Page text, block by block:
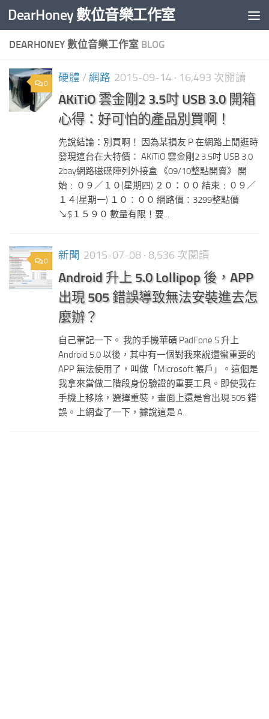
Skip to content
DearHoney 數位音樂工作室
DEARHONEY 數位音樂工作室 BLOG
0 硬體 / 網路 2015-09-14 · 16,493 次閱讀
AKiTiO 雲金剛2 3.5吋 USB 3.0 開箱
心得：好可怕的產品別買啊！
先說結論：別買啊！ 因為某損友 P 在網路上閒逛時
發現這台在大特價： AKiTiO 雲金剛2 3.5吋 USB 3.0
2bay網路磁碟陣列外接盒 《09/10整點開賣》 開
始﹕０９／１０(星期四) ２０：００ 結束﹕０９／
１４(星期一) １０：００ 網路價：3299整點價
↘$１５９０ 數量有限！要...
0 新聞 2015-07-08 · 8,536 次閱讀
Android 升上 5.0 Lollipop 後，APP
出現 505 錯誤導致無法安裝進去怎
麼辦？
自己筆記一下。 我的手機華碩 PadFone S 升上
Android 5.0 以後，其中有一個對我來說還蠻重要的
APP 無法使用了，叫做「Microsoft 帳戶」。這個是
我拿來當做二階段身份驗證的重要工具。即使我在
手機上移除，選擇重裝，畫面上還是會出現 505 錯
誤。上網查了一下，據說這是 A...